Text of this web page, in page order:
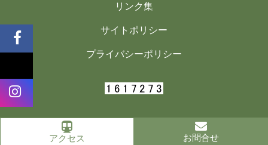
アクセス お問合せ
リンク集
サイトポリシー
プライバシーポリシー
2026 Yawata City Tourism Association All Rights Reserved.